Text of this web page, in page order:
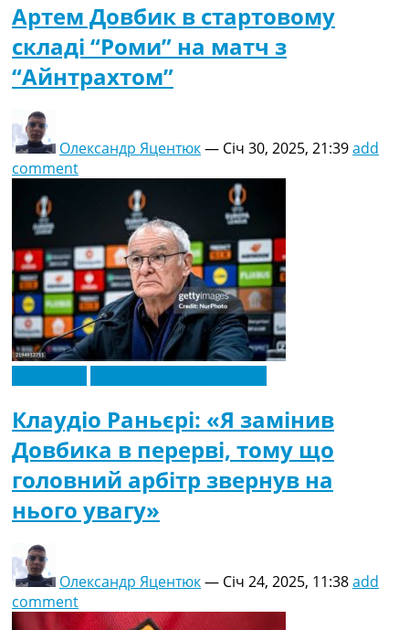
Артем Довбик в стартовому
складі “Роми” на матч з
“Айнтрахтом”
Олександр Яцентюк— Січ 30, 2025, 21:39add
comment
Клаудіо Раньєрі: «Я замінив
Довбика в перерві, тому що
головний арбітр звернув на
нього увагу»
Олександр Яцентюк— Січ 24, 2025, 11:38add
comment